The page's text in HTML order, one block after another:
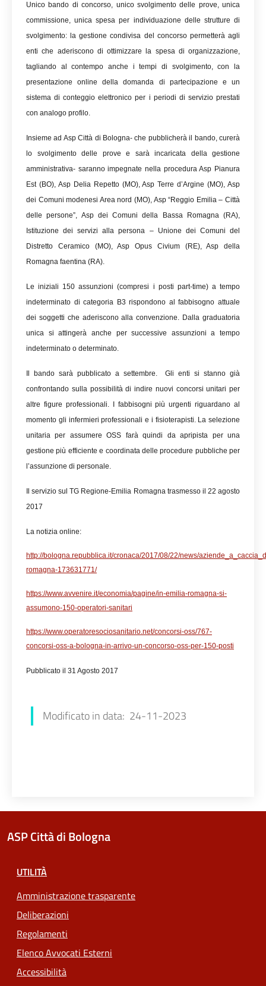
Unico bando di concorso, unico svolgimento delle prove, unica
commissione, unica spesa per individuazione delle strutture di
svolgimento: la gestione condivisa del concorso permetterà agli
enti che aderiscono di ottimizzare la spesa di organizzazione,
tagliando al contempo anche i tempi di svolgimento, con la
presentazione online della domanda di partecipazione e un
sistema di conteggio elettronico per i periodi di servizio prestati
con analogo profilo.
Insieme ad Asp Città di Bologna- che pubblicherà il bando, curerà
lo svolgimento delle prove e sarà incaricata della gestione
amministrativa- saranno impegnate nella procedura Asp Pianura
Est (BO), Asp Delia Repetto (MO), Asp Terre d’Argine (MO), Asp
dei Comuni modenesi Area nord (MO), Asp “Reggio Emilia – Città
delle persone”, Asp dei Comuni della Bassa Romagna (RA),
Istituzione dei servizi alla persona – Unione dei Comuni del
Distretto Ceramico (MO), Asp Opus Civium (RE), Asp della
Romagna faentina (RA).
Le iniziali 150 assunzioni (compresi i posti part-time) a tempo
indeterminato di categoria B3 rispondono al fabbisogno attuale
dei soggetti che aderiscono alla convenzione. Dalla graduatoria
unica si attingerà anche per successive assunzioni a tempo
indeterminato o determinato.
Il bando sarà pubblicato a settembre. Gli enti si stanno già
confrontando sulla possibilità di indire nuovi concorsi unitari per
altre figure professionali. I fabbisogni più urgenti riguardano al
momento gli infermieri professionali e i fisioterapisti. La selezione
unitaria per assumere OSS farà quindi da apripista per una
gestione più efficiente e coordinata delle procedure pubbliche per
l’assunzione di personale.
Il servizio sul TG Regione-Emilia Romagna trasmesso il 22 agosto
2017
La notizia online:
http://bologna.repubblica.it/cronaca/2017/08/22/news/
romagna-173631771/
https://www.avvenire.it/economia/pagine/in-emilia-romagna-si-
assumono-150-operatori-sanitari
https://www.operatoresociosanitario.net/concorsi-oss/767-
concorsi-oss-a-bologna-in-arrivo-un-concorso-oss-per-150-posti
Pubblicato il 31 Agosto 2017
Modificato in data: 24-11-2023
ASP Città di Bologna
UTILITÀ
Amministrazione trasparente
Deliberazioni
Regolamenti
Elenco Avvocati Esterni
Accessibilità